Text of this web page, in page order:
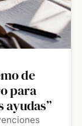
de
para
ayudas”